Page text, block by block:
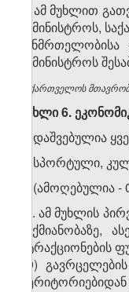
4. ამ მუხლით
სამინისტროს,
სამინისტროს
საქართველოს
მუხლი6.
1. დაშვებულია
ა) სპორტული,
ბ) (ამოღებულია
. ამ მუხლის
ატრაქციონების
19)